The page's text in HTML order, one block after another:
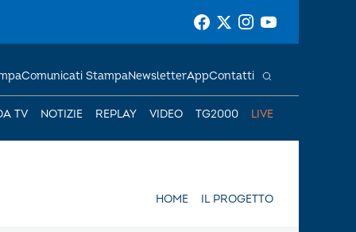
TV NOTIZIE REPLAY VIDEO TG2000 LIVE
Comunicati StampaNewsletterAppContatti
HOME IL PROGETTO